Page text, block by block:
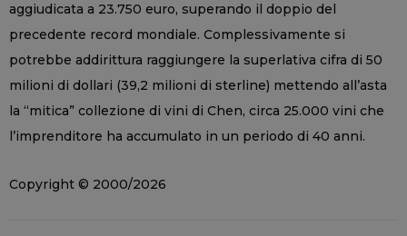
aggiudicata a 23.750 euro, superando il doppio del
precedente record mondiale. Complessivamente si
potrebbe addirittura raggiungere la superlativa cifra di 50
milioni di dollari (39,2 milioni di sterline) mettendo all’asta
la “mitica” collezione di vini di Chen, circa 25.000 vini che
l’imprenditore ha accumulato in un periodo di 40 anni.
Copyright © 2000/2026